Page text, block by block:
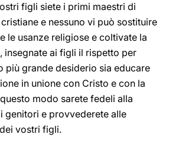
figli siete i primi maestri di
e nessuno vi può sostituire
le usanze religiose e coltivate la
insegnate ai figli il rispetto per
più grande desiderio sia educare
in unione con Cristo e con la
modo sarete fedeli alla
genitori e provvederete alle
vostri figli.